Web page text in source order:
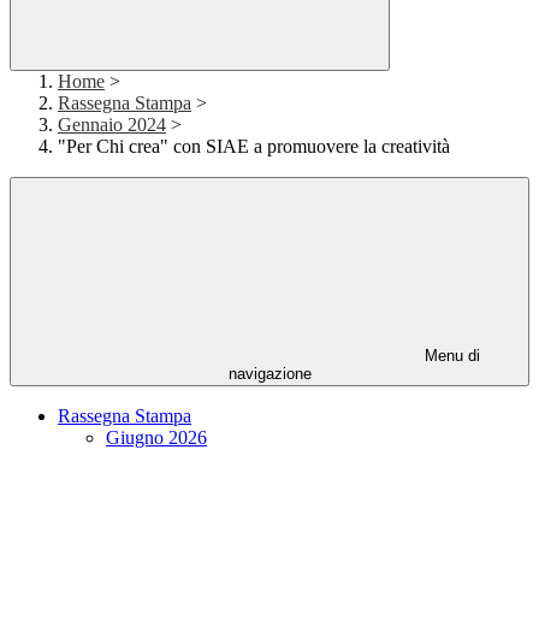
Home >
Rassegna Stampa >
Gennaio 2024 >
"Per Chi crea" con SIAE a promuovere la creatività
Menu di
navigazione
Rassegna Stampa
Giugno 2026